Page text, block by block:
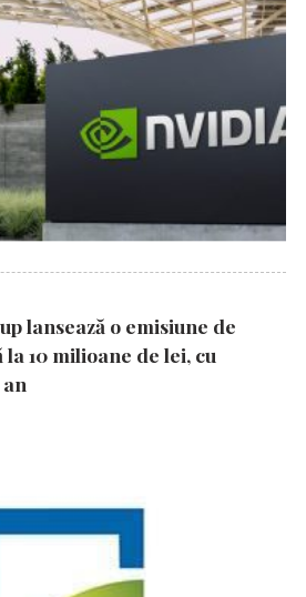
lansează o emisiune de
10 milioane de lei, cu
an